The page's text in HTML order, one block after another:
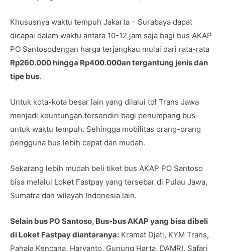
Khususnya waktu tempuh Jakarta – Surabaya dapat
dicapai dalam waktu antara 10-12 jam saja bagi bus AKAP
PO Santosodengan harga terjangkau mulai dari rata-rata
Rp260.000 hingga Rp400.000an tergantung jenis dan
tipe bus.
Untuk kota-kota besar lain yang dilalui tol Trans Jawa
menjadi keuntungan tersendiri bagi penumpang bus
untuk waktu tempuh. Sehingga mobilitas orang-orang
pengguna bus lebih cepat dan mudah.
Sekarang lebih mudah beli tiket bus AKAP PO Santoso
bisa melalui Loket Fastpay yang tersebar di Pulau Jawa,
Sumatra dan wilayah Indonesia lain.
Selain bus PO Santoso, Bus-bus AKAP yang bisa dibeli
di Loket Fastpay diantaranya: Kramat Djati, KYM Trans,
Pahala Kencana, Haryanto, Gunung Harta, DAMRI, Safari